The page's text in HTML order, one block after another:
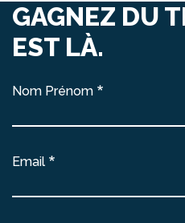
GAGNEZ DU
EST LÀ.
Nom Prénom
Email